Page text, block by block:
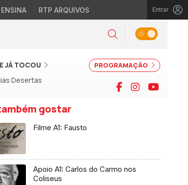
RTP ARQUIVOS Entrar
Pesquisar
Alternar tema
PROGRAMAÇÃO
JÁ TOCOU
Desertas Facebook
Instagram
gostar
Filme A1: Fausto
Apoio A1: Carlos do Carmo nos
Coliseus